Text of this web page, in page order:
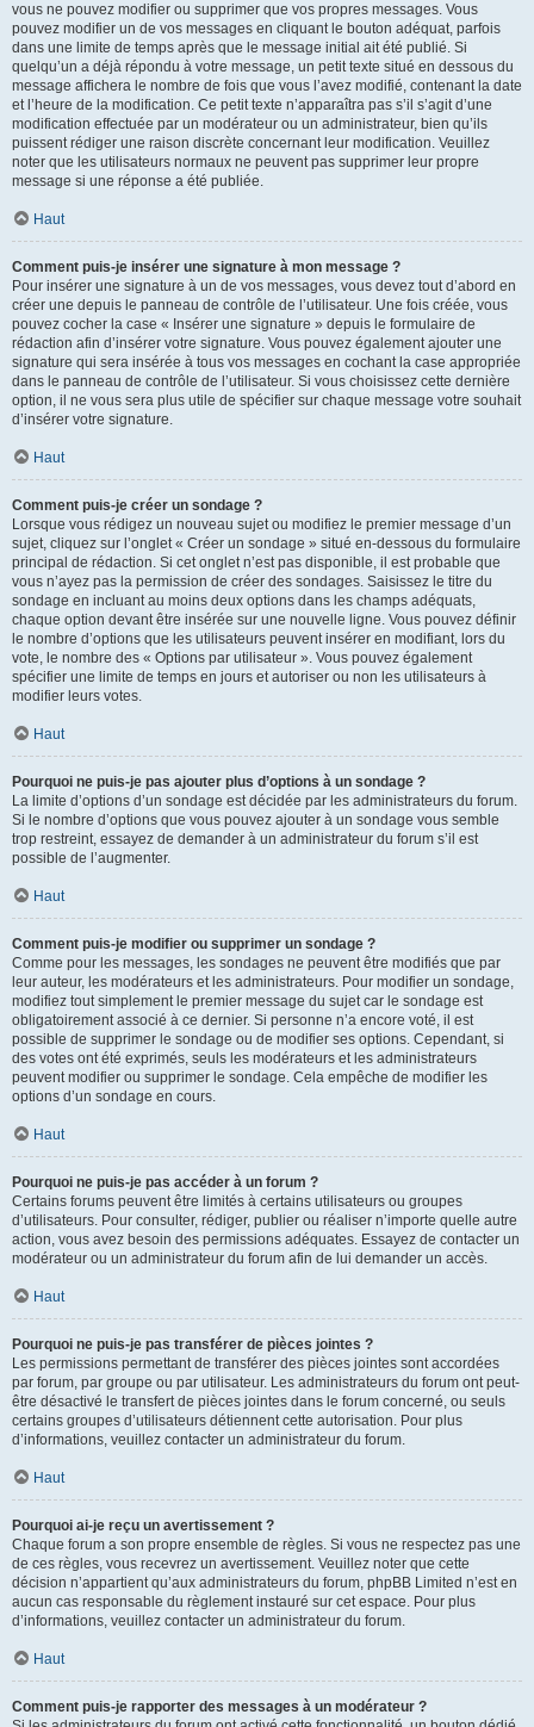
vous ne pouvez modifier ou supprimer que vos propres messages. Vous
pouvez modifier un de vos messages en cliquant le bouton adéquat, parfois
dans une limite de temps après que le message initial ait été publié. Si
quelqu’un a déjà répondu à votre message, un petit texte situé en dessous du
message affichera le nombre de fois que vous l’avez modifié, contenant la date
et l’heure de la modification. Ce petit texte n’apparaîtra pas s’il s’agit d’une
modification effectuée par un modérateur ou un administrateur, bien qu’ils
puissent rédiger une raison discrète concernant leur modification. Veuillez
noter que les utilisateurs normaux ne peuvent pas supprimer leur propre
message si une réponse a été publiée.
Haut
Comment puis-je insérer une signature à mon message ?
Pour insérer une signature à un de vos messages, vous devez tout d’abord en
créer une depuis le panneau de contrôle de l’utilisateur. Une fois créée, vous
pouvez cocher la case « Insérer une signature » depuis le formulaire de
rédaction afin d’insérer votre signature. Vous pouvez également ajouter une
signature qui sera insérée à tous vos messages en cochant la case appropriée
dans le panneau de contrôle de l’utilisateur. Si vous choisissez cette dernière
option, il ne vous sera plus utile de spécifier sur chaque message votre souhait
d’insérer votre signature.
Haut
Comment puis-je créer un sondage ?
Lorsque vous rédigez un nouveau sujet ou modifiez le premier message d’un
sujet, cliquez sur l’onglet « Créer un sondage » situé en-dessous du formulaire
principal de rédaction. Si cet onglet n’est pas disponible, il est probable que
vous n’ayez pas la permission de créer des sondages. Saisissez le titre du
sondage en incluant au moins deux options dans les champs adéquats,
chaque option devant être insérée sur une nouvelle ligne. Vous pouvez définir
le nombre d’options que les utilisateurs peuvent insérer en modifiant, lors du
vote, le nombre des « Options par utilisateur ». Vous pouvez également
spécifier une limite de temps en jours et autoriser ou non les utilisateurs à
modifier leurs votes.
Haut
Pourquoi ne puis-je pas ajouter plus d’options à un sondage ?
La limite d’options d’un sondage est décidée par les administrateurs du forum.
Si le nombre d’options que vous pouvez ajouter à un sondage vous semble
trop restreint, essayez de demander à un administrateur du forum s’il est
possible de l’augmenter.
Haut
Comment puis-je modifier ou supprimer un sondage ?
Comme pour les messages, les sondages ne peuvent être modifiés que par
leur auteur, les modérateurs et les administrateurs. Pour modifier un sondage,
modifiez tout simplement le premier message du sujet car le sondage est
obligatoirement associé à ce dernier. Si personne n’a encore voté, il est
possible de supprimer le sondage ou de modifier ses options. Cependant, si
des votes ont été exprimés, seuls les modérateurs et les administrateurs
peuvent modifier ou supprimer le sondage. Cela empêche de modifier les
options d’un sondage en cours.
Haut
Pourquoi ne puis-je pas accéder à un forum ?
Certains forums peuvent être limités à certains utilisateurs ou groupes
d’utilisateurs. Pour consulter, rédiger, publier ou réaliser n’importe quelle autre
action, vous avez besoin des permissions adéquates. Essayez de contacter un
modérateur ou un administrateur du forum afin de lui demander un accès.
Haut
Pourquoi ne puis-je pas transférer de pièces jointes ?
Les permissions permettant de transférer des pièces jointes sont accordées
par forum, par groupe ou par utilisateur. Les administrateurs du forum ont peut-
être désactivé le transfert de pièces jointes dans le forum concerné, ou seuls
certains groupes d’utilisateurs détiennent cette autorisation. Pour plus
d’informations, veuillez contacter un administrateur du forum.
Haut
Pourquoi ai-je reçu un avertissement ?
Chaque forum a son propre ensemble de règles. Si vous ne respectez pas une
de ces règles, vous recevrez un avertissement. Veuillez noter que cette
décision n’appartient qu’aux administrateurs du forum, phpBB Limited n’est en
aucun cas responsable du règlement instauré sur cet espace. Pour plus
d’informations, veuillez contacter un administrateur du forum.
Haut
Comment puis-je rapporter des messages à un modérateur ?